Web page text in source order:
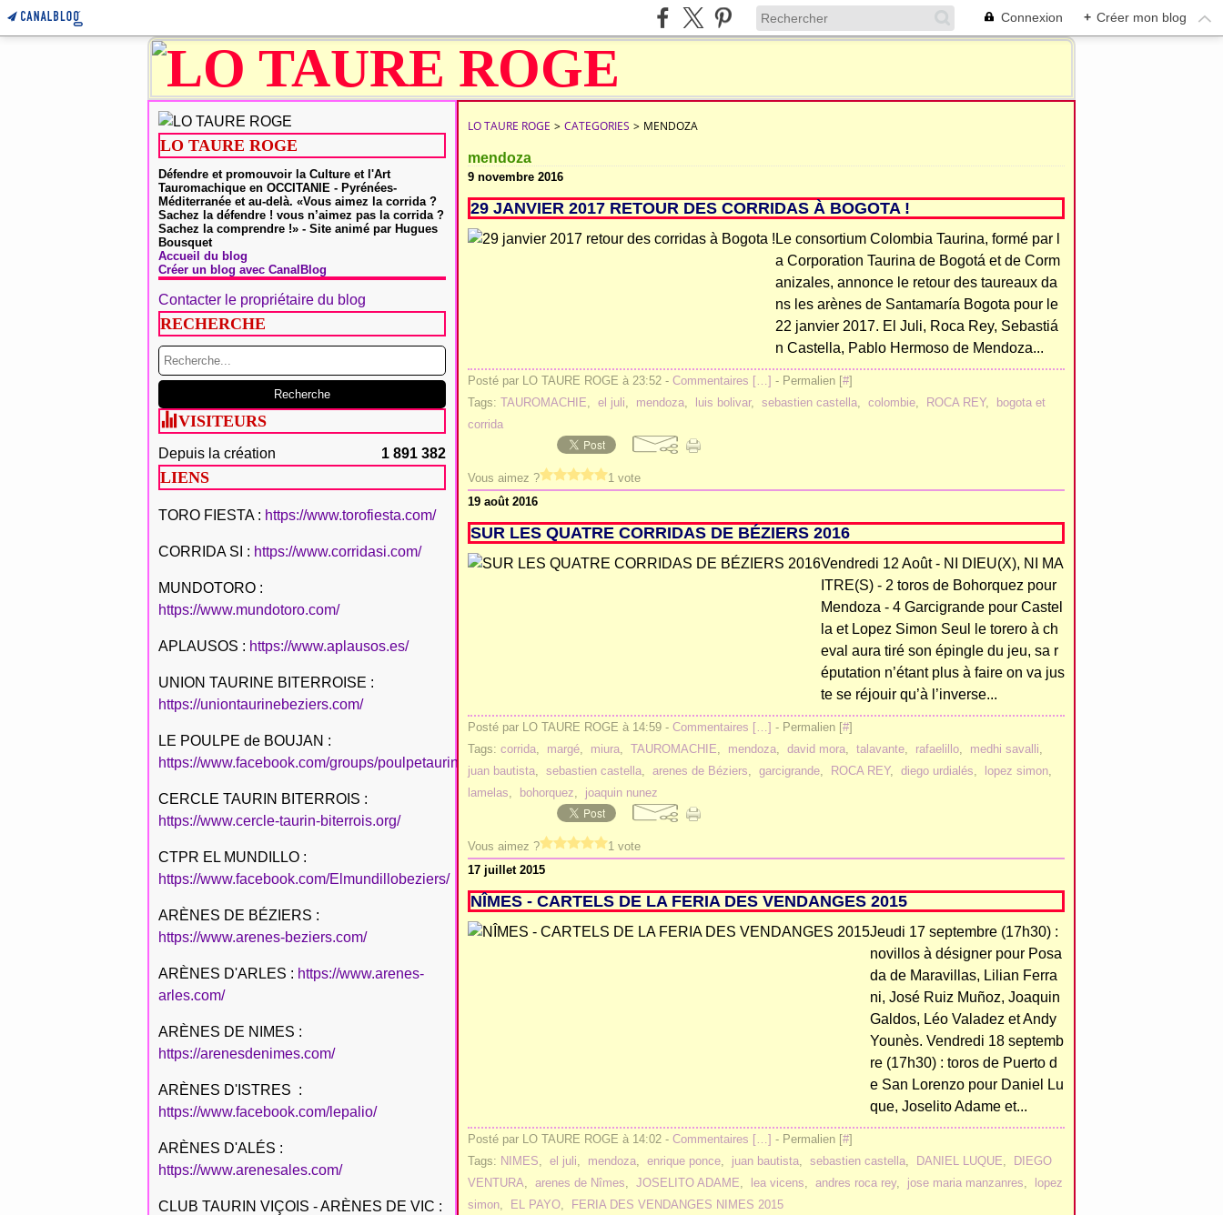
Connexion + Créer mon blog
LO TAURE ROGE
Défendre et promouvoir la Culture et l'Art
Tauromachique en OCCITANIE - Pyrénées-
Méditerranée et au-delà. «Vous aimez la corrida ?
Sachez la défendre ! vous n’aimez pas la corrida ?
Sachez la comprendre !» - Site animé par Hugues
Bousquet
Accueil du blog
Créer un blog avec CanalBlog
Contacter le propriétaire du blog
RECHERCHE
VISITEURS
Depuis la création 1 891 382
LIENS
TORO FIESTA : https://www.torofiesta.com/
CORRIDA SI : https://www.corridasi.com/
MUNDOTORO :
https://www.mundotoro.com/
APLAUSOS : https://www.aplausos.es/
UNION TAURINE BITERROISE :
https://uniontaurinebeziers.com/
LE POULPE de BOUJAN :
https://www.facebook.com/groups/poulpetaurinboujan/
CERCLE TAURIN BITERROIS :
https://www.cercle-taurin-biterrois.org/
CTPR EL MUNDILLO :
https://www.facebook.com/Elmundillobeziers/
ARÈNES DE BÉZIERS :
https://www.arenes-beziers.com/
ARÈNES D'ARLES : https://www.arenes-
arles.com/
ARÈNES DE NIMES :
https://arenesdenimes.com/
ARÈNES D'ISTRES :
https://www.facebook.com/lepalio/
ARÈNES D'ALÉS :
https://www.arenesales.com/
CLUB TAURIN VIÇOIS - ARÈNES DE VIC :
LO TAURE ROGE > CATEGORIES > MENDOZA
mendoza
9 novembre 2016
29 JANVIER 2017 RETOUR DES CORRIDAS À BOGOTA !
Le consortium Colombia Taurina, formé par l
a Corporation Taurina de Bogotá et de Corm
anizales, annonce le retour des taureaux da
ns les arènes de Santamaría Bogota pour le
22 janvier 2017. El Juli, Roca Rey, Sebastiá
n Castella, Pablo Hermoso de Mendoza...
Posté par LO TAURE ROGE à 23:52 - Commentaires […] - Permalien [#]
Tags: TAUROMACHIE, el juli, mendoza, luis bolivar, sebastien castella, colombie, ROCA REY,
bogota et
corrida
Vous aimez ?
1 vote
19 août 2016
SUR LES QUATRE CORRIDAS DE BÉZIERS 2016
Vendredi 12 Août - NI DIEU(X), NI MA
ITRE(S) - 2 toros de Bohorquez pour
Mendoza - 4 Garcigrande pour Castel
la et Lopez Simon Seul le torero à ch
eval aura tiré son épingle du jeu, sa r
éputation n’étant plus à faire on va jus
te se réjouir qu’à l’inverse...
Posté par LO TAURE ROGE à 14:59 - Commentaires […] - Permalien [#]
Tags: corrida, margé, miura, TAUROMACHIE, mendoza, david mora, talavante, rafaelillo, medhi savalli,
juan bautista, sebastien castella, arenes de Béziers, garcigrande, ROCA REY, diego urdialés, lopez simon,
lamelas, bohorquez, joaquin nunez
Vous aimez ?
1 vote
17 juillet 2015
NÎMES - CARTELS DE LA FERIA DES VENDANGES 2015
Jeudi 17 septembre (17h30) :
novillos à désigner pour Posa
da de Maravillas, Lilian Ferra
ni, José Ruiz Muñoz, Joaquin
Galdos, Léo Valadez et Andy
Younès. Vendredi 18 septemb
re (17h30) : toros de Puerto d
e San Lorenzo pour Daniel Lu
que, Joselito Adame et...
Posté par LO TAURE ROGE à 14:02 - Commentaires […] - Permalien [#]
Tags: NIMES, el juli, mendoza, enrique ponce, juan bautista, sebastien castella, DANIEL LUQUE,
DIEGO
VENTURA, arenes de Nîmes, JOSELITO ADAME, lea vicens, andres roca rey, jose maria manzanres,
lopez
simon, EL PAYO, FERIA DES VENDANGES NIMES 2015